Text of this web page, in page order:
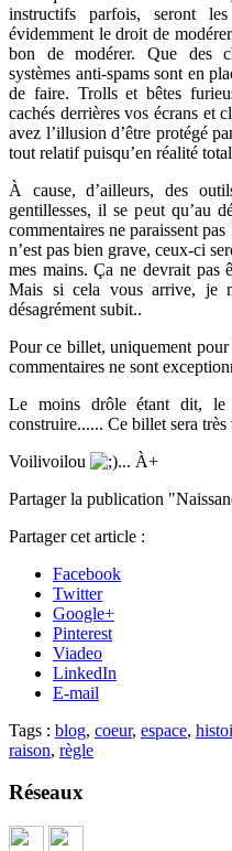
instructifs parfois, seront
évidemment le droit de
bon de modérer. Que des
systèmes anti-spams sont en
de faire. Trolls et bêtes
cachés derrières vos écrans et
avez l’illusion d’être protégé
tout relatif puisqu’en réalité
À cause, d’ailleurs, des
gentillesses, il se peut qu’au
commentaires ne paraissent
n’est pas bien grave, ceux-ci
mes mains. Ça ne devrait pas
Mais si cela vous arrive, je
désagrément subit..
Pour ce billet, uniquement
commentaires ne sont
Le moins drôle étant dit,
construire...... Ce billet sera très
Voilivoilou
... À+
Partager la publication
Partager cet article :
Facebook
Twitter
Google+
Pinterest
Viadeo
LinkedIn
E-mail
Tags : blog, coeur, espace,
raison, règle
Réseaux